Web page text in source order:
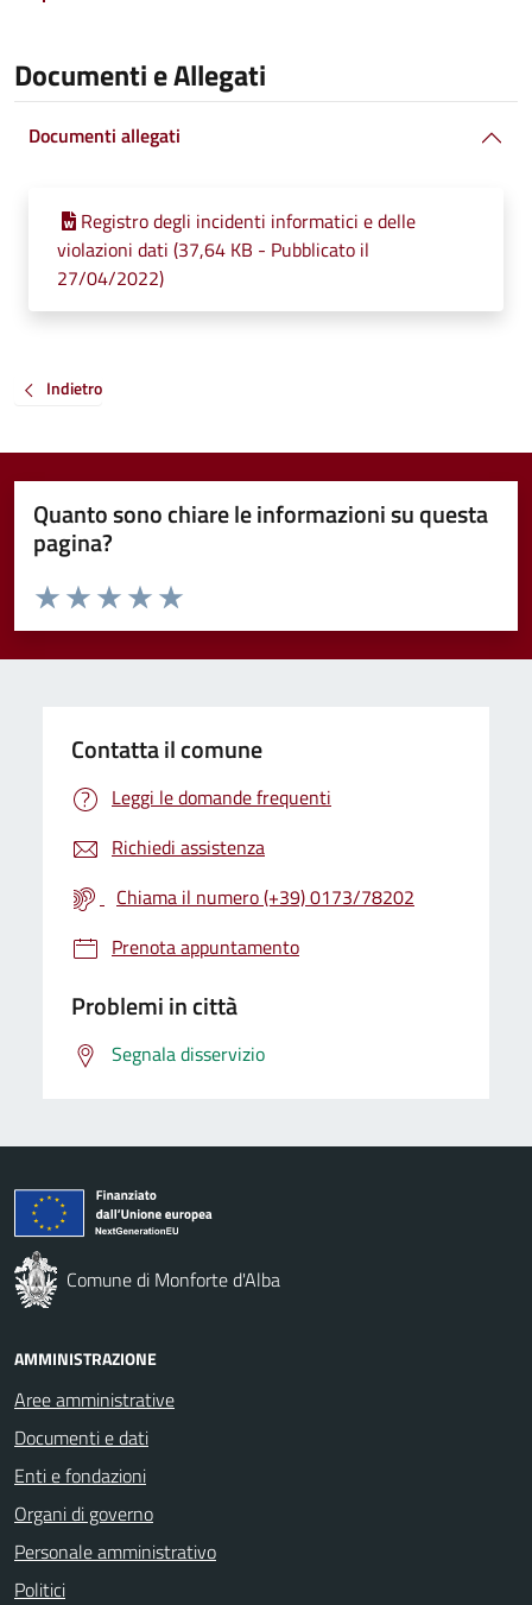
Documenti e Allegati
Documenti allegati
Registro degli incidenti informatici e delle
violazioni dati (37,64 KB - Pubblicato il
27/04/2022)
Indietro
Quanto sono chiare le informazioni su questa
pagina?
Valuta da 1 a 5 stelle la pagina
Valuta 5 stelle su 5
Valuta 4 stelle su 5
Valuta 3 stelle su 5
Valuta 2 stelle su 5
Valuta 1 stelle su 5
Contatta il comune
Leggi le domande frequenti
Richiedi assistenza
Chiama il numero (+39) 0173/78202
Prenota appuntamento
Problemi in città
Segnala disservizio
Comune di Monforte d'Alba
AMMINISTRAZIONE
Aree amministrative
Documenti e dati
Enti e fondazioni
Organi di governo
Personale amministrativo
Politici